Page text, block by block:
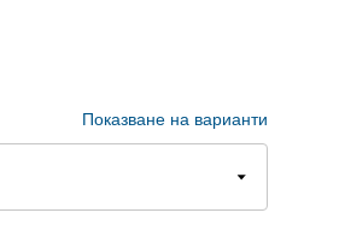
Показване на варианти